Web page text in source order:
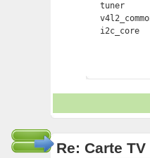
tuner
Re: Carte